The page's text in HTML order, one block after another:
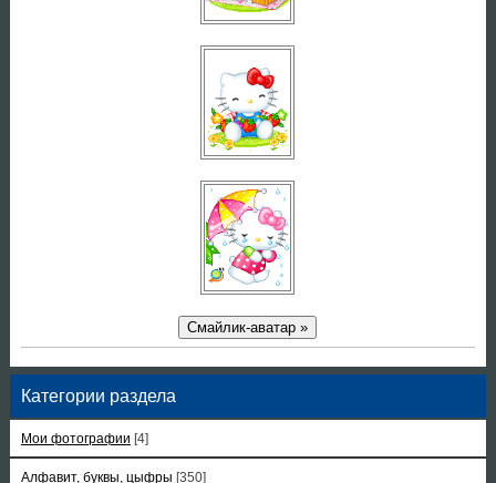
Смайлик-аватар »
Категории раздела
Мои фотографии [4]
Алфавит, буквы, цыфры [350]